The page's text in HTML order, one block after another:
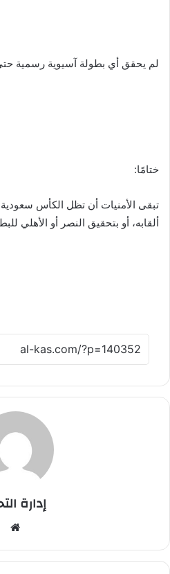
لم يحقق أي بطولة آسيوية رسمية
ختامًا:
تبقى الأمنيات أن تظل الكأس
ألقابه، أو بتحقيق النصر أو الأهلي
إدارة